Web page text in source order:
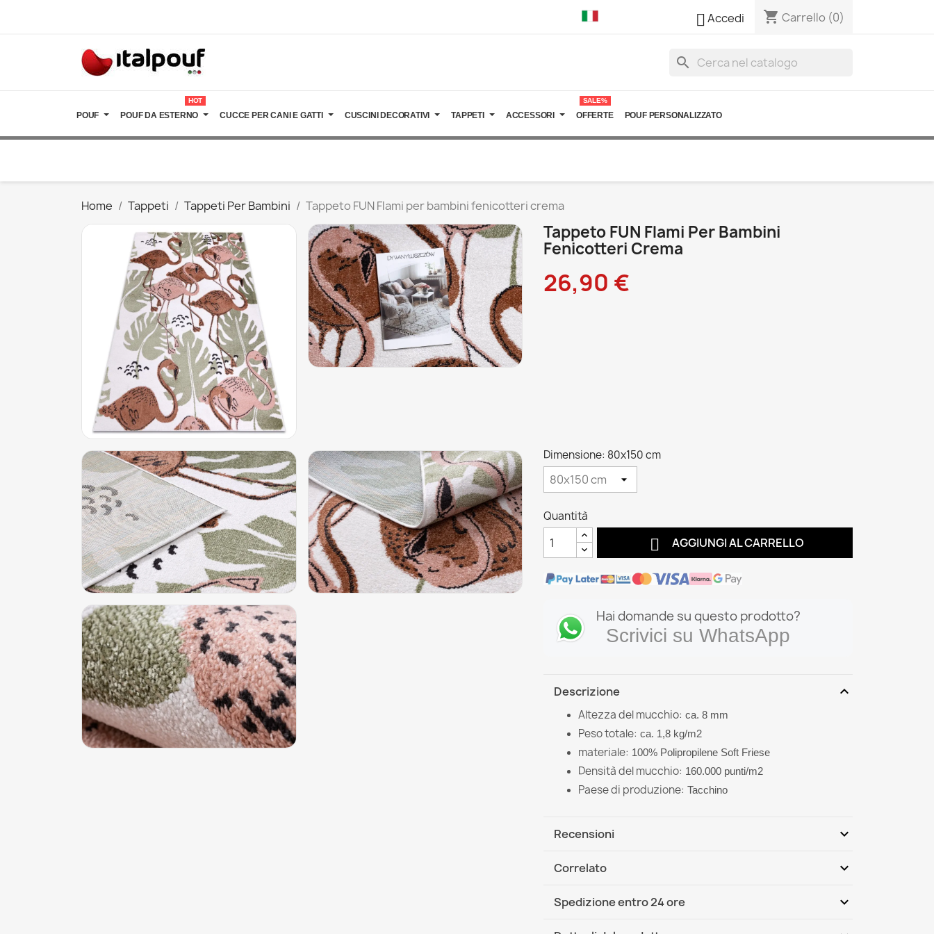
Accedi shopping_cart Carrello (0)
search
POUF POUF DA ESTERNO
HOT
CUCCE PER CANI E GATTI CUSCINI DECORATIVI TAPPETI ACCESSORI OFFERTE
SALE%
POUF PERSONALIZZATO
Home Tappeti Tappeti Per Bambini Tappeto FUN Flami per bambini fenicotteri crema
Tappeto FUN Flami Per Bambini
Fenicotteri Crema
26,90 €
Dimensione: 80x150 cm
Quantità
 AGGIUNGI AL CARRELLO
Hai domande su questo prodotto?
Scrivici su WhatsApp
Descrizione expand_more
Altezza del mucchio: ca. 8 mm
Peso totale: ca. 1,8 kg/m2
materiale: 100% Polipropilene Soft Friese
Densità del mucchio: 160.000 punti/m2
Paese di produzione: Tacchino
Recensioni expand_more
Correlato expand_more
Spedizione entro 24 ore expand_more